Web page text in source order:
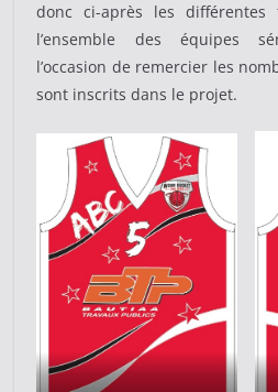
donc ci-après les
l’ensemble des équipes
l’occasion de remercier les
sont inscrits dans le projet.